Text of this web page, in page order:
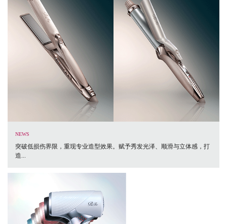
NEWS
突破低损伤界限，重现专业造型效果。赋予秀发光泽、顺滑与立体感，打
造...